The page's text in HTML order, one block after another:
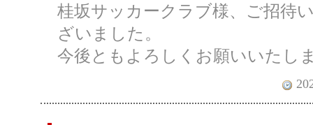
桂坂サッカークラブ様、ご招待
ざいました。
今後ともよろしくお願いいたし